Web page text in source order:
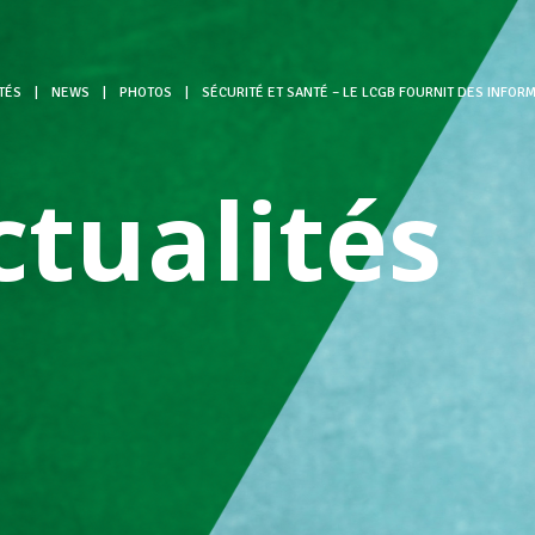
NEWS PHOTOS SÉCURITÉ ET SANTÉ – LE LCGB FOURNIT DES